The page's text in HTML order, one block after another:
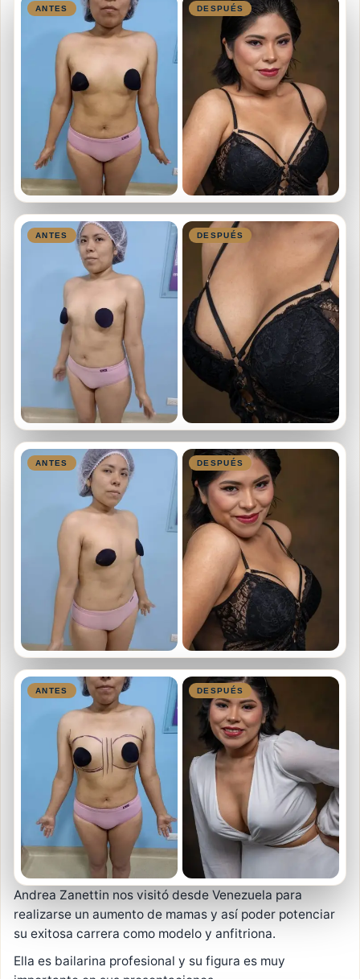
Andrea Zanettin nos visitó desde Venezuela para
realizarse un aumento de mamas y así poder potenciar
su exitosa carrera como modelo y anfitriona.
Ella es bailarina profesional y su figura es muy